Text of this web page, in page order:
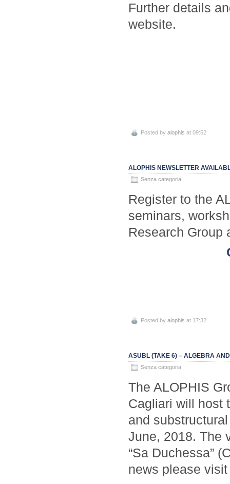
Further details
website.
Posted by alophis at 09:52
ALOPHIS NEWSLETTER
Senza categoria
Register to the
seminars,
Research Group
Posted by alophis at 17:32
ASUBL (TAKE 6) – ALGEBRA
Senza categoria
The ALOPHIS
Cagliari will host
and
June, 2018. The
“Sa Duchessa”
news please